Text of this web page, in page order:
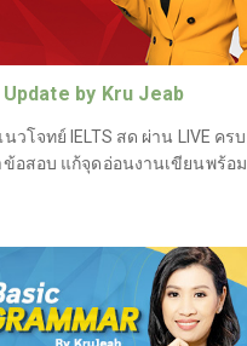
Update by Kru Jeab
วโจทย์ IELTS สด ผ่าน LIVE ครบ
ข้อสอบ แก้จุดอ่อนงานเขียนพร้อม